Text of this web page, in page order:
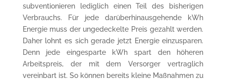
subventionieren le­dig­lich einen Teil des bis­herigen
Verbrauchs. Für jede darüber­hinaus­gehende kWh
Energie muss der ungedeckelte Preis gezahlt werden.
Daher lohnt es sich gerade jetzt Energie einzusparen.
Denn jede einge­spar­te kWh spart den höheren
Arbeitspreis, der mit dem Versorger vertraglich
vereinbart ist. So kön­nen bereits kleine Maß­nah­men zu